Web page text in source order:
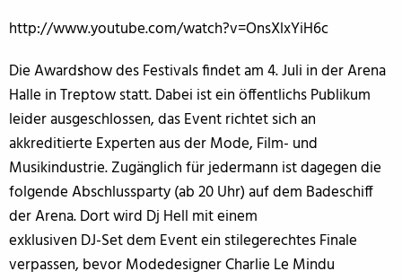
http://www.youtube.com/watch?v=OnsXlxYiH6c
Die Awardshow des Festivals findet am 4. Juli in der Arena
Halle in Treptow statt. Dabei ist ein öffentlichs Publikum
leider ausgeschlossen, das Event richtet sich an
akkreditierte Experten aus der Mode, Film- und
Musikindustrie. Zugänglich für jedermann ist dagegen die
folgende Abschlussparty (ab 20 Uhr) auf dem Badeschiff
der Arena. Dort wird Dj Hell mit einem
exklusiven DJ-Set dem Event ein stilegerechtes Finale
verpassen, bevor Modedesigner Charlie Le Mindu